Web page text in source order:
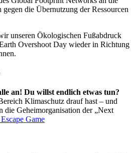
die Übernutzung der Ressourcen
unseren Ökologischen Fußabdruck
Overshoot Day wieder in Richtung
an! Du willst endlich etwas tun?
Klimaschutz drauf hast – und
die Geheimorganisation der „Next